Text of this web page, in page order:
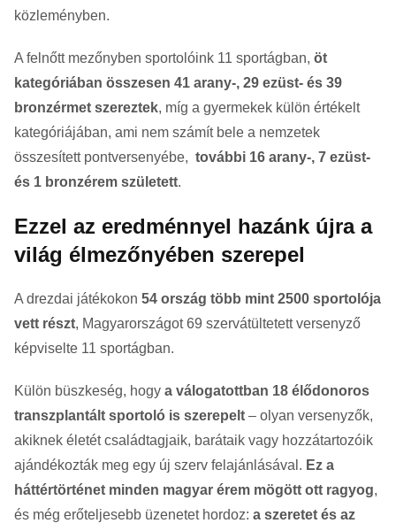
közleményben.
A felnőtt mezőnyben sportolóink 11 sportágban, öt
kategóriában összesen 41 arany-, 29 ezüst- és 39
bronzérmet szereztek, míg a gyermekek külön értékelt
kategóriájában, ami nem számít bele a nemzetek
összesített pontversenyébe, további 16 arany-, 7 ezüst-
és 1 bronzérem született.
Ezzel az eredménnyel hazánk újra a
világ élmezőnyében szerepel
A drezdai játékokon 54 ország több mint 2500 sportolója
vett részt, Magyarországot 69 szervátültetett versenyző
képviselte 11 sportágban.
Külön büszkeség, hogy a válogatottban 18 élődonoros
transzplantált sportoló is szerepelt – olyan versenyzők,
akiknek életét családtagjaik, barátaik vagy hozzátartozóik
ajándékozták meg egy új szerv felajánlásával. Ez a
háttértörténet minden magyar érem mögött ott ragyog,
és még erőteljesebb üzenetet hordoz: a szeretet és az